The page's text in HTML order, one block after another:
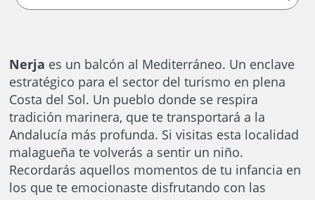
Nerja es un balcón al Mediterráneo. Un enclave
estratégico para el sector del turismo en plena
Costa del Sol. Un pueblo donde se respira
tradición marinera, que te transportará a la
Andalucía más profunda. Si visitas esta localidad
malagueña te volverás a sentir un niño.
Recordarás aquellos momentos de tu infancia en
los que te emocionaste disfrutando con las